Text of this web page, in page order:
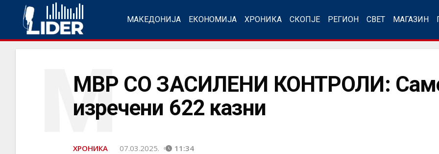
МАКЕДОНИЈА ЕКОНОМИЈА ХРОНИКА СКОПЈЕ РЕГИОН СВЕТ МАГАЗИН
МВР СО ЗАСИЛЕНИ КОНТРОЛИ:
изречени 622 казни
М
ХРОНИКА 07.03.2025. 11:34